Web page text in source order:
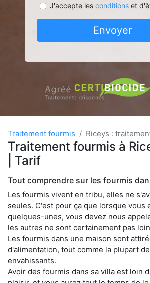
J'accepte les conditionset
Envoyer
Traitement fourmis Riceys :
Traitement fourmis à
| Tarif
Tout comprendre sur les fourmis
Les fourmis vivent en tribu, elles ne
seules. C'est pour ça que lorsque vous
quelques-unes, vous devez nous
les autres ne sont certainement pas
Les fourmis dans une maison sont
d'alimentation, tout comme la plupart
envahissants.
Avoir des fourmis dans sa villa est loin